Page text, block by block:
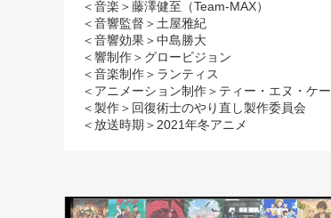
＜音楽＞藤澤健至（Team-MAX）
＜音響監督＞土屋雅紀
＜音響効果＞中島勝大
＜響制作＞グロービジョン
＜音楽制作＞ランティス
＜アニメーション制作＞ティー・エヌ・ケー
＜製作＞回復術士のやり直し製作委員会
＜放送時期＞2021年冬アニメ